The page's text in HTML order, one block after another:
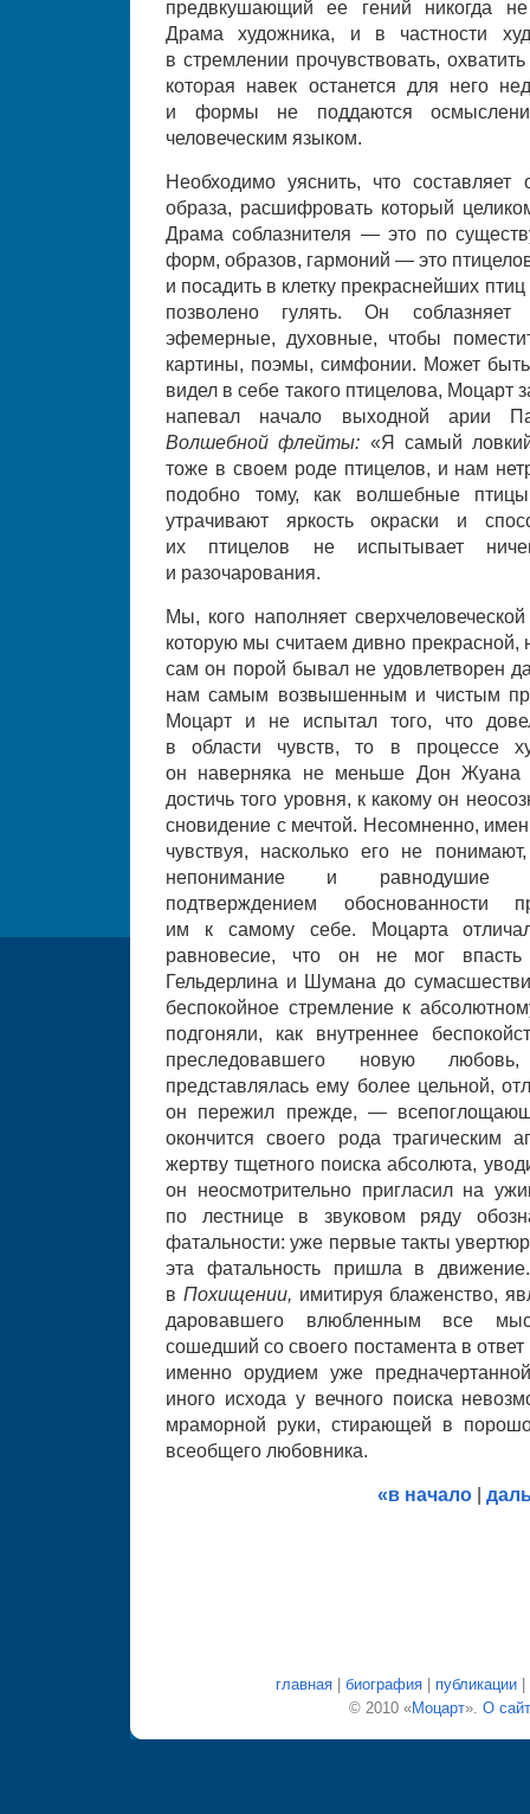
предвкушающий ее гений никогда
Драма художника, и в частности
в стремлении прочувствовать,
которая навек останется для него
и формы не поддаются
человеческим языком.
Необходимо уяснить, что
образа, расшифровать который
Драма соблазнителя — это по
форм, образов, гармоний — это
и посадить в клетку прекраснейших
позволено гулять. Он
эфемерные, духовные, чтобы
картины, поэмы, симфонии. Может
видел в себе такого птицелова, Моцарт
напевал начало выходной арии
Волшебной флейты: «Я самый
тоже в своем роде птицелов, и нам
подобно тому, как волшебные
утрачивают яркость окраски и
их птицелов не испытывает
и разочарования.
Мы, кого наполняет
которую мы считаем дивно прекрасной,
сам он порой бывал не удовлетворен
нам самым возвышенным и чистым
Моцарт и не испытал того, что
в области чувств, то в процессе
он наверняка не меньше Дон Жуана
достичь того уровня, к какому он
сновидение с мечтой. Несомненно,
чувствуя, насколько его не
непонимание и равнодушие
подтверждением обоснованности
им к самому себе. Моцарта
равновесие, что он не мог впасть
Гельдерлина и Шумана до
беспокойное стремление к
подгоняли, как внутреннее
преследовавшего новую
представлялась ему более цельной,
он пережил прежде, —
окончится своего рода
жертву тщетного поиска абсолюта,
он неосмотрительно пригласил на
по лестнице в звуковом ряду
фатальности: уже первые такты
эта фатальность пришла в
в Похищении, имитируя блаженство,
даровавшего влюбленным все
сошедший со своего постамента в
именно орудием уже
иного исхода у вечного поиска
мраморной руки, стирающей в
всеобщего любовника.
«в начало |
главная| биография| публикации|
© 2010 «Моцарт». О